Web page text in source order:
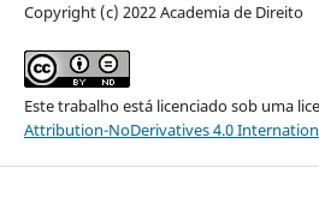
Copyright (c) 2022 Academia de Direito
Este trabalho está licenciado sob uma
Attribution-NoDerivatives 4.0